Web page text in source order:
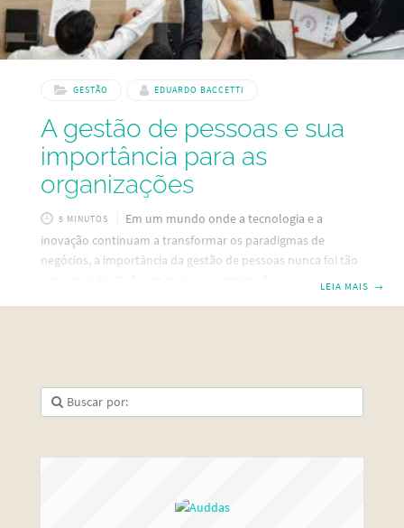
GESTÃO EDUARDO BACCETTI
A gestão de pessoas e sua
importância para as
organizações
5 MINUTOS
Em um mundo onde a tecnologia e a
inovação continuam a transformar os paradigmas de
negócios, a importância da gestão de pessoas nunca foi tão
capital humano que impulsiona a inovação, a criatividade
LEIA MAIS →